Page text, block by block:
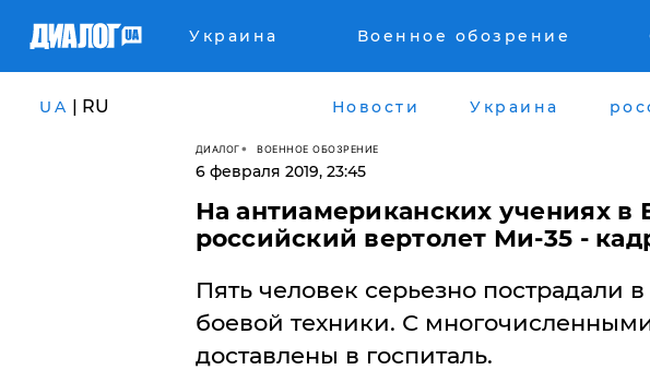
Украина Военное обозрение
UA | RU Новости Украина
ДИАЛОГ ВОЕННОЕ ОБОЗРЕНИЕ
6 февраля 2019, 23:45
На антиамериканских учениях в
российский вертолет Ми-35 -
Пять человек серьезно пострадали
боевой техники. С
доставлены в госпиталь.